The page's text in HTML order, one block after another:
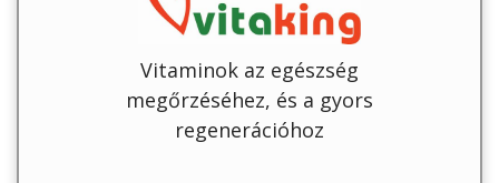
Vitaminok az egészség
megőrzéséhez, és a gyors
regenerációhoz